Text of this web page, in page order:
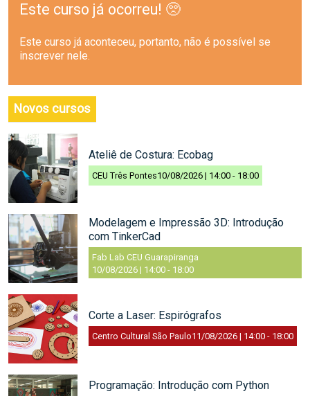
Este curso já ocorreu! 🥺
Este curso já aconteceu, portanto, não é possível se
inscrever nele.
Novos cursos
Ateliê de Costura: Ecobag
CEU Três Pontes10/08/2026 | 14:00 - 18:00
Modelagem e Impressão 3D: Introdução
com TinkerCad
Fab Lab CEU Guarapiranga
10/08/2026 | 14:00 - 18:00
Corte a Laser: Espirógrafos
Centro Cultural São Paulo11/08/2026 | 14:00 - 18:00
Programação: Introdução com Python